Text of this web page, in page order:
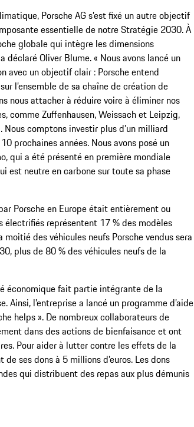
Porsche AG s’est fixé un autre objectif
essentielle de notre Stratégie 2030. À
globale qui intègre les dimensions
Oliver Blume. « Nous avons lancé un
avec un objectif clair : Porsche entend
l’ensemble de sa chaîne de création de
nous attacher à réduire voire à éliminer nos
comme Zuffenhausen, Weissach et Leipzig,
comptons investir plus d’un milliard
prochaines années. Nous avons posé un
qui a été présenté en première mondiale
est neutre en carbone sur toute sa phase
Porsche en Europe était entièrement ou
représentent 17 % des modèles
moitié des véhicules neufs Porsche vendus sera
plus de 80 % des véhicules neufs de la
économique fait partie intégrante de la
Ainsi, l’entreprise a lancé un programme d’aide
helps ». De nombreux collaborateurs de
dans des actions de bienfaisance et ont
Pour aider à lutter contre les effets de la
ses dons à 5 millions d’euros. Les dons
qui distribuent des repas aux plus démunis